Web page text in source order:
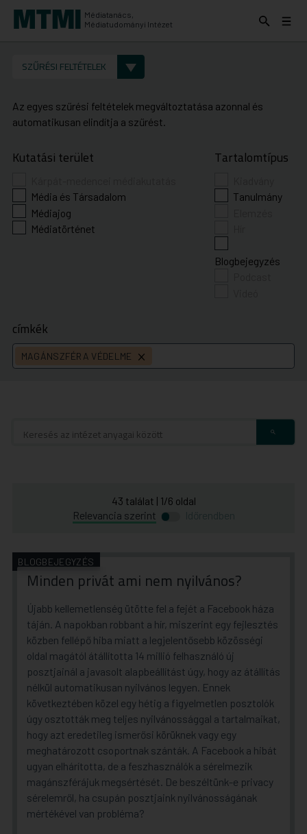
Médiatanács,
Médiatudományi Intézet
KERESÉS AZ INTÉZET ANYAGAI KÖZÖTT
Keresés
indítása
Keresés
Menü
SZŰRÉSI FELTÉTELEK
Az egyes szűrési feltételek megváltoztatása azonnal és
automatikusan elindítja a szűrést.
Kutatási terület
Média és Társadalom
Médiajog
Médiatörténet
Tartalomtípus
Tanulmány
Blogbejegyzés
címkék
MAGÁNSZFÉRA VÉDELME
címke
törlése
43 találat | 1/6 oldal
Relevancia szerintÁtváltás
időrend
BLOGBEJEGYZÉS
Minden privát ami nem nyilvános?
Újabb kellemetlenség ütötte fel a fejét a Facebook háza
táján. A napokban robbant a hír, miszerint egy fejlesztés
közben fellépő hiba miatt a legjelentősebb közösségi
oldal magától átállította 14 millió felhasználó új
posztjainál a javasolt alapbeállítást úgy, hogy az átállítás
nélkül automatikusan nyilvános legyen. Ennek
következtében közel egy hétig a figyelmetlen posztolók
úgy osztották meg teljes nyilvánossággal a tartalmaikat,
hogy azt eredetileg ismerősi körüknek vagy egy
meghatározott csoportnak szánták. A Facebook a hibát
ugyan elhárította, de a feszhasználók a sérelmezik
magánszférájuk megsértését. De beszéltünk-e privacy
sérelemről, ha csupán posztjaink nyilvánosságának
mértékével van probléma?